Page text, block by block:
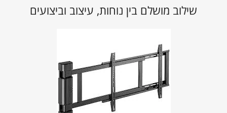
שילוב מושלם בין נוחות, עיצוב וביצועים